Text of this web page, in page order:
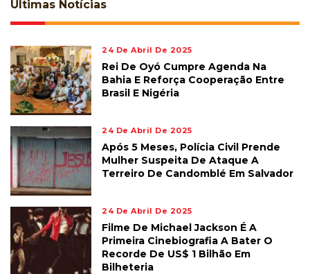
Últimas Notícias
24 De Abril De 2025
Rei De Oyó Cumpre Agenda Na
Bahia E Reforça Cooperação Entre
Brasil E Nigéria
24 De Abril De 2025
Após 5 Meses, Polícia Civil Prende
Mulher Suspeita De Ataque A
Terreiro De Candomblé Em Salvador
24 De Abril De 2025
Filme De Michael Jackson É A
Primeira Cinebiografia A Bater O
Recorde De US$ 1 Bilhão Em
Bilheteria